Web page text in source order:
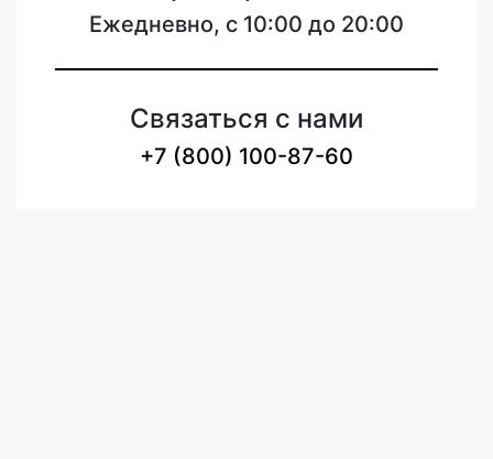
Ежедневно, с 10:00 до 20:00
Связаться с нами
+7 (800) 100-87-60